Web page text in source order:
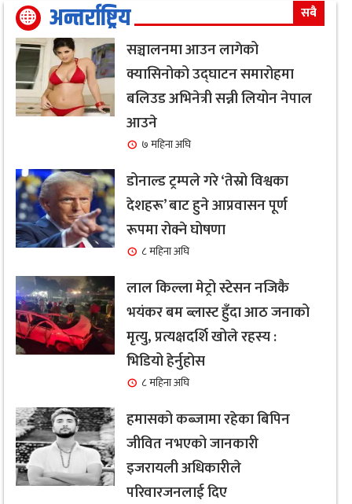
अन्तर्राष्ट्रिय सबै
सञ्चालनमा आउन लागेको
क्यासिनोको उद्घाटन समारोहमा
बलिउड अभिनेत्री सन्नी लियोन नेपाल
आउने
७ महिना अघि
डोनाल्ड ट्रम्पले गरे ‘तेस्रो विश्वका
देशहरू’ बाट हुने आप्रवासन पूर्ण
रूपमा रोक्ने घोषणा
८ महिना अघि
लाल किल्ला मेट्रो स्टेसन नजिकै
भयंकर बम ब्लास्ट हुँदा आठ जनाको
मृत्यु, प्रत्यक्षदर्शि खोले रहस्य :
भिडियो हेर्नुहोस
८ महिना अघि
हमासको कब्जामा रहेका बिपिन
जीवित नभएको जानकारी
इजरायली अधिकारीले
परिवारजनलाई दिए